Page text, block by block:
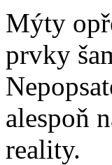
Mýty
prvky
alespoň
reality.